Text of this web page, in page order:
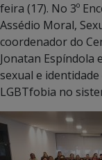
feira (17). No 3º
Assédio Moral,
coordenador do
Jonatan Espíndola
sexual e
LGBTfobia no